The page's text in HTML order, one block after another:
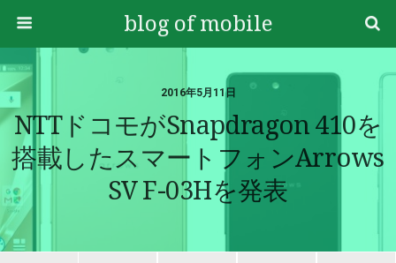
blog of mobile
2016年5月11日
NTTドコモがSnapdragon 410を
搭載したスマートフォンarrows
SV F-03Hを発表